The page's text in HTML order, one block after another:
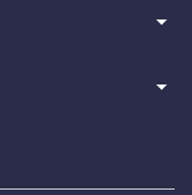
arrow_drop_down
arrow_drop_down